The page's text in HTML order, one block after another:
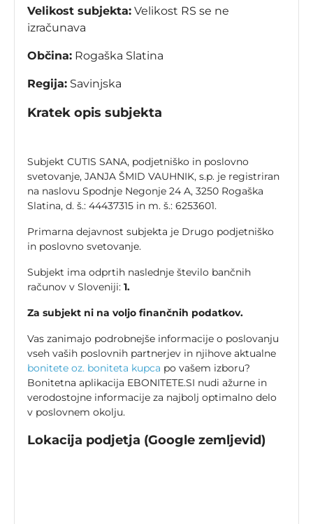
Velikost subjekta: Velikost RS se ne
izračunava
Občina: Rogaška Slatina
Regija: Savinjska
Kratek opis subjekta
Subjekt CUTIS SANA, podjetniško in poslovno
svetovanje, JANJA ŠMID VAUHNIK, s.p. je registriran
na naslovu Spodnje Negonje 24 A, 3250 Rogaška
Slatina, d. š.: 44437315 in m. š.: 6253601.
Primarna dejavnost subjekta je Drugo podjetniško
in poslovno svetovanje.
Subjekt ima odprtih naslednje število bančnih
računov v Sloveniji: 1.
Za subjekt ni na voljo finančnih podatkov.
Vas zanimajo podrobnejše informacije o poslovanju
vseh vaših poslovnih partnerjev in njihove aktualne
bonitete oz. boniteta kupca po vašem izboru?
Bonitetna aplikacija EBONITETE.SI nudi ažurne in
verodostojne informacije za najbolj optimalno delo
v poslovnem okolju.
Lokacija podjetja (Google zemljevid)